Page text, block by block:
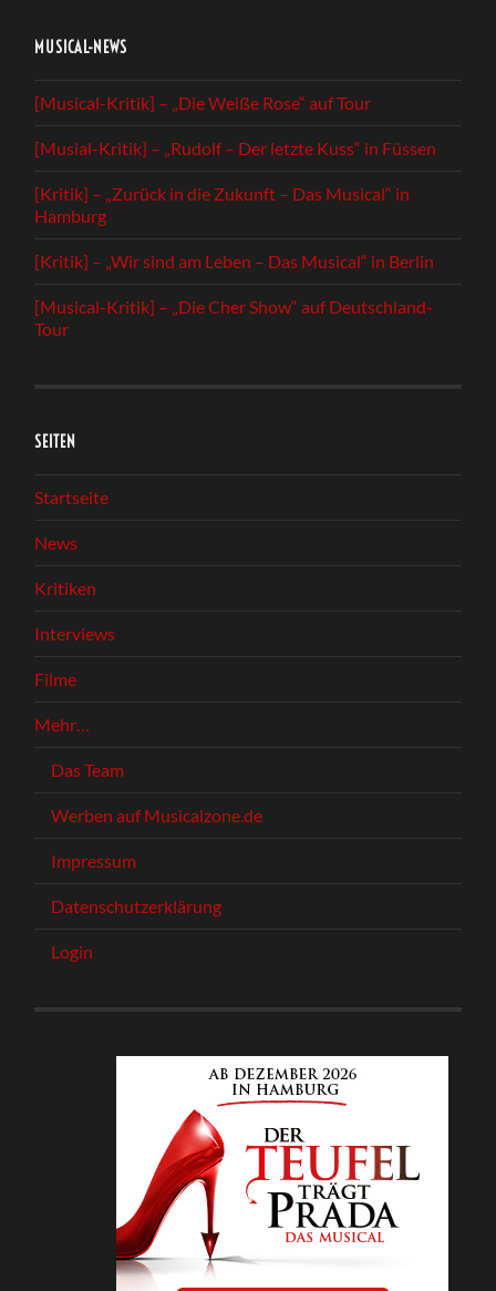
MUSICAL-NEWS
[Musical-Kritik] – „Die Weiße Rose“ auf Tour
[Musial-Kritik] – „Rudolf – Der letzte Kuss“ in Füssen
[Kritik] – „Zurück in die Zukunft – Das Musical“ in
Hamburg
[Kritik] – „Wir sind am Leben – Das Musical“ in Berlin
[Musical-Kritik] – „Die Cher Show“ auf Deutschland-
Tour
SEITEN
Startseite
News
Kritiken
Interviews
Filme
Mehr…
Das Team
Werben auf Musicalzone.de
Impressum
Datenschutzerklärung
Login